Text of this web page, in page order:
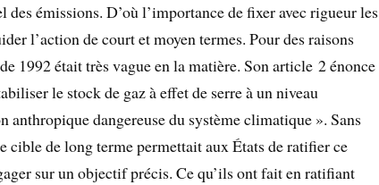
émissions. D’où l’importance de fixer avec rigueur les
l’action de court et moyen termes. Pour des raisons
1992 était très vague en la matière. Son article 2 énonce
le stock de gaz à effet de serre à un niveau
anthropique dangereuse du système climatique ». Sans
cible de long terme permettait aux États de ratifier ce
sur un objectif précis. Ce qu’ils ont fait en ratifiant